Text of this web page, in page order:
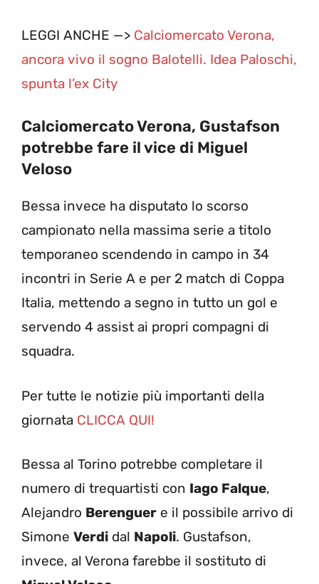
LEGGI ANCHE —> Calciomercato Verona,
ancora vivo il sogno Balotelli. Idea Paloschi,
spunta l’ex City
Calciomercato Verona, Gustafson
potrebbe fare il vice di Miguel
Veloso
Bessa invece ha disputato lo scorso
campionato nella massima serie a titolo
temporaneo scendendo in campo in 34
incontri in Serie A e per 2 match di Coppa
Italia, mettendo a segno in tutto un gol e
servendo 4 assist ai propri compagni di
squadra.
Per tutte le notizie più importanti della
giornata CLICCA QUI!
Bessa al Torino potrebbe completare il
numero di trequartisti con Iago Falque,
Alejandro Berenguer e il possibile arrivo di
Simone Verdi dal Napoli. Gustafson,
invece, al Verona farebbe il sostituto di